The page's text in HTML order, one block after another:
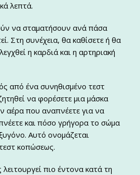
λεπτά.
να σταματήσουν ανά πάσα
Στη συνέχεια, θα καθίσετε ή θα
η καρδιά και η αρτηριακή
από ένα συνηθισμένο τεστ
να φορέσετε μια μάσκα
αέρα που αναπνέετε για να
και πόσο γρήγορα το σώμα
Αυτό ονομάζεται
κοπώσεως.
πιο έντονα κατά τη